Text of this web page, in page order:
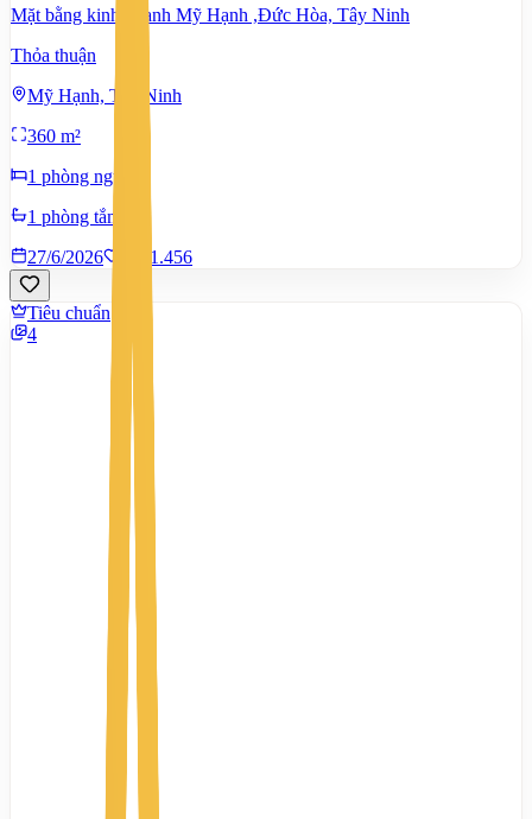
Mặt bằng kinh doanh Mỹ Hạnh ,Đức Hòa, Tây Ninh
Thỏa thuận
Mỹ Hạnh, Tây Ninh
360 m²
1 phòng ngủ
1 phòng tắm
27/6/2026
1.456
Tiêu chuẩn
4